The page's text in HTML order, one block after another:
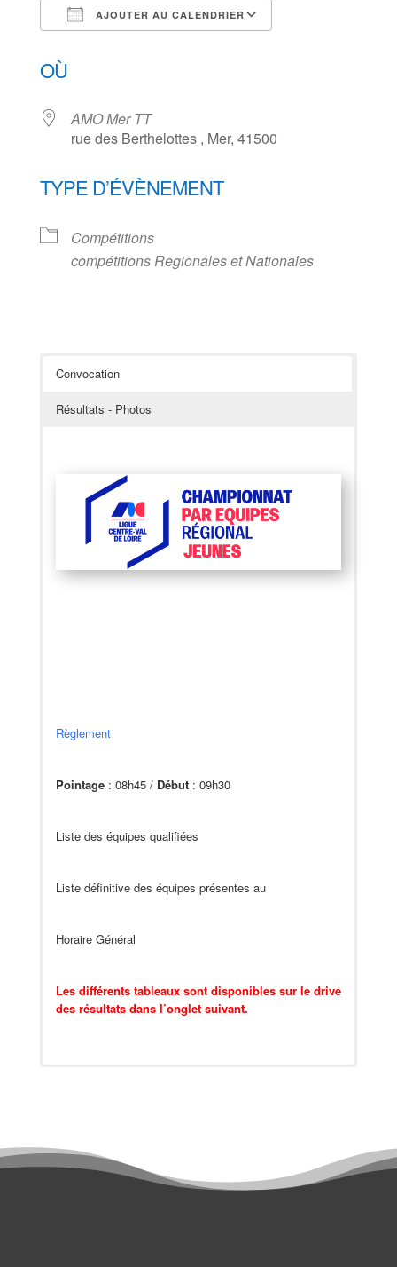
AJOUTER AU CALENDRIER
OÙ
AMO Mer TT
rue des Berthelottes , Mer, 41500
TYPE D’ÉVÈNEMENT
Compétitions
compétitions Regionales et Nationales
Convocation
Résultats - Photos
Règlement
Pointage: 08h45 / Début: 09h30
Liste des équipes qualifiées
Liste définitive des équipes présentes au
Horaire Général
Les différents tableaux sont disponibles sur le drive
des résultats dans l’onglet suivant.
Résultats détaillés et